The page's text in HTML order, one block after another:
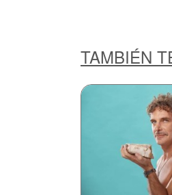
TAMBIÉN